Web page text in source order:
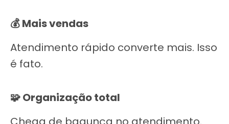
💰 Mais vendas
Atendimento rápido converte mais. Isso
é fato.
🧩 Organização total